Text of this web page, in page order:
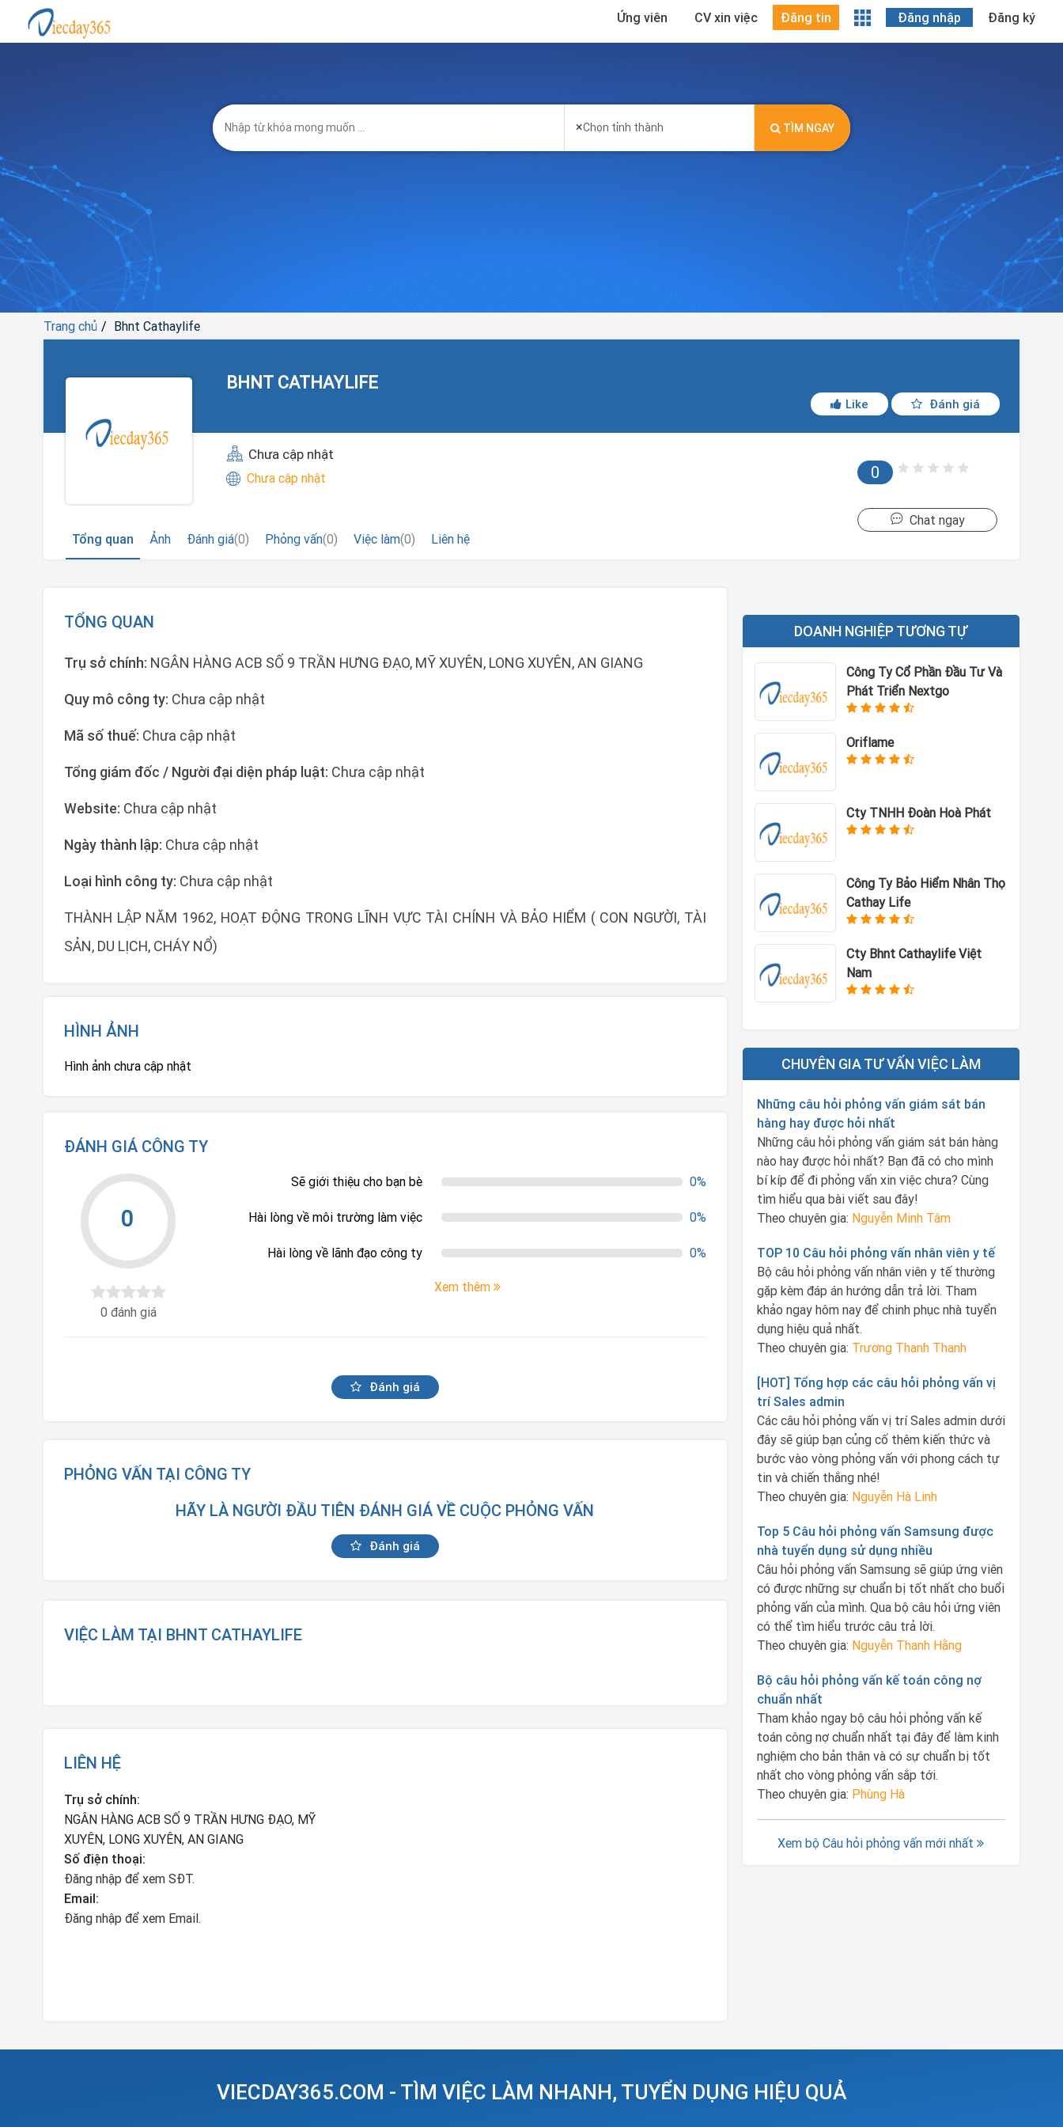
Ứng viên CV xin việc Đăng tin Đăng nhập Đăng ký
×Chọn tỉnh thành TÌM NGAY
Trang chủ Bhnt Cathaylife
BHNT CATHAYLIFE
Like Đánh giá
0
Chưa cập nhật
Chưa cập nhật
Chat ngay
Tổng quan
Ảnh Đánh giá(0) Phỏng vấn(0) Việc làm(0) Liên hệ
TỔNG QUAN
Trụ sở chính: NGÂN HÀNG ACB SỐ 9 TRẦN HƯNG ĐẠO, MỸ XUYÊN, LONG XUYÊN, AN GIANG
Quy mô công ty: Chưa cập nhật
Mã số thuế: Chưa cập nhật
Tổng giám đốc / Người đại diện pháp luật: Chưa cập nhật
Website: Chưa cập nhật
Ngày thành lập: Chưa cập nhật
Loại hình công ty: Chưa cập nhật
THÀNH LẬP NĂM 1962, HOẠT ĐỘNG TRONG LĨNH VỰC TÀI CHÍNH VÀ BẢO HIỂM ( CON NGƯỜI, TÀI
SẢN, DU LỊCH, CHÁY NỔ)
HÌNH ẢNH
Hình ảnh chưa cập nhật
ĐÁNH GIÁ CÔNG TY
0
0 đánh giá
Sẽ giới thiệu cho bạn bè 0%
Hài lòng về môi trường làm việc 0%
Hài lòng về lãnh đạo công ty 0%
Xem thêm
Đánh giá
PHỎNG VẤN TẠI CÔNG TY
HÃY LÀ NGƯỜI ĐẦU TIÊN ĐÁNH GIÁ VỀ CUỘC PHỎNG VẤN
Đánh giá
VIỆC LÀM TẠI BHNT CATHAYLIFE
LIÊN HỆ
Trụ sở chính:
NGÂN HÀNG ACB SỐ 9 TRẦN HƯNG ĐẠO, MỸ
XUYÊN, LONG XUYÊN, AN GIANG
Số điện thoại:
Đăng nhập để xem SĐT.
Email:
Đăng nhập để xem Email.
DOANH NGHIỆP TƯƠNG TỰ
Công Ty Cổ Phần Đầu Tư Và
Phát Triển Nextgo
Oriflame
Cty TNHH Đoàn Hoà Phát
Công Ty Bảo Hiểm Nhân Thọ
Cathay Life
Cty Bhnt Cathaylife Việt
Nam
CHUYÊN GIA TƯ VẤN VIỆC LÀM
Những câu hỏi phỏng vấn giám sát bán
hàng hay được hỏi nhất
Những câu hỏi phỏng vấn giám sát bán hàng
nào hay được hỏi nhất? Bạn đã có cho mình
bí kíp để đi phỏng vấn xin việc chưa? Cùng
tìm hiểu qua bài viết sau đây!
Theo chuyên gia: Nguyễn Minh Tâm
TOP 10 Câu hỏi phỏng vấn nhân viên y tế
Bộ câu hỏi phỏng vấn nhân viên y tế thường
gặp kèm đáp án hướng dẫn trả lời. Tham
khảo ngay hôm nay để chinh phục nhà tuyển
dụng hiệu quả nhất.
Theo chuyên gia: Trương Thanh Thanh
[HOT] Tổng hợp các câu hỏi phỏng vấn vị
trí Sales admin
Các câu hỏi phỏng vấn vị trí Sales admin dưới
đây sẽ giúp bạn củng cố thêm kiến thức và
bước vào vòng phỏng vấn với phong cách tự
tin và chiến thắng nhé!
Theo chuyên gia: Nguyễn Hà Linh
Top 5 Câu hỏi phỏng vấn Samsung được
nhà tuyển dụng sử dụng nhiều
Câu hỏi phỏng vấn Samsung sẽ giúp ứng viên
có được những sự chuẩn bị tốt nhất cho buổi
phỏng vấn của mình. Qua bộ câu hỏi ứng viên
có thể tìm hiểu trước câu trả lời.
Theo chuyên gia: Nguyễn Thanh Hằng
Bộ câu hỏi phỏng vấn kế toán công nợ
chuẩn nhất
Tham khảo ngay bộ câu hỏi phỏng vấn kế
toán công nợ chuẩn nhất tại đây để làm kinh
nghiệm cho bản thân và có sự chuẩn bị tốt
nhất cho vòng phỏng vấn sắp tới.
Theo chuyên gia: Phùng Hà
Xem bộ Câu hỏi phỏng vấn mới nhất
VIECDAY365.COM - TÌM VIỆC LÀM NHANH, TUYỂN DỤNG HIỆU QUẢ